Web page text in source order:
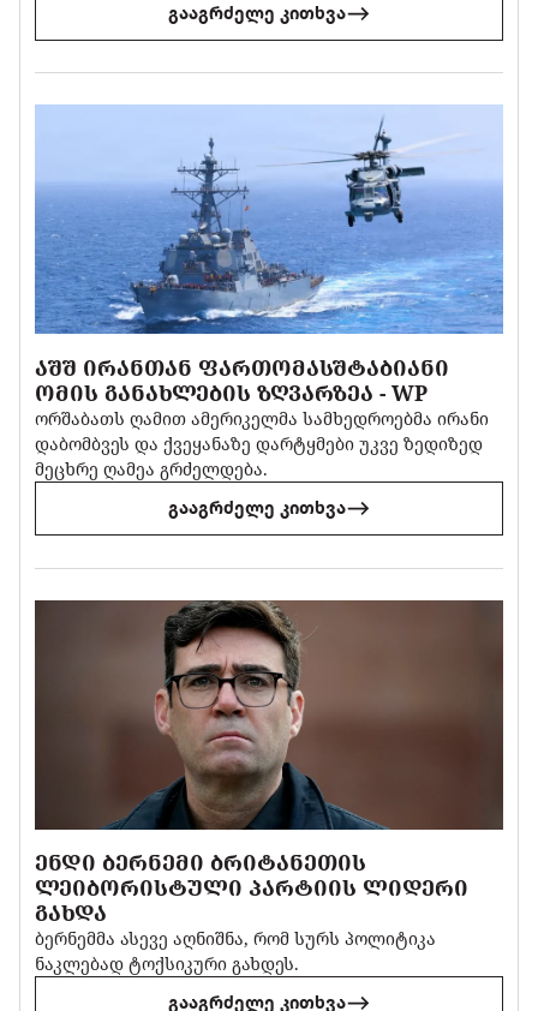
გააგრძელე კითხვა
ᲐᲨᲨ ᲘᲠᲐᲜᲗᲐᲜ ᲤᲐᲠᲗᲝᲛᲐᲡᲨᲢᲐᲑᲘᲐᲜᲘ
ᲝᲛᲘᲡ ᲒᲐᲜᲐᲮᲚᲔᲑᲘᲡ ᲖᲦᲕᲐᲠᲖᲔᲐ - WP
ორშაბათს ღამით ამერიკელმა სამხედროებმა ირანი
დაბომბვეს და ქვეყანაზე დარტყმები უკვე ზედიზედ
მეცხრე ღამეა გრძელდება.
გააგრძელე კითხვა
ᲔᲜᲓᲘ ᲑᲔᲠᲜᲔᲛᲘ ᲑᲠᲘᲢᲐᲜᲔᲗᲘᲡ
ᲚᲔᲘᲑᲝᲠᲘᲡᲢᲣᲚᲘ ᲞᲐᲠᲢᲘᲘᲡ ᲚᲘᲓᲔᲠᲘ
ᲒᲐᲮᲓᲐ
ბერნემმა ასევე აღნიშნა, რომ სურს პოლიტიკა
ნაკლებად ტოქსიკური გახდეს.
გააგრძელე კითხვა